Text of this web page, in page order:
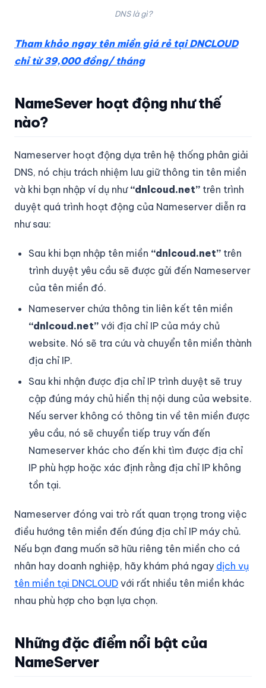
DNS là gì?
Tham khảo ngay tên miền giá rẻ tại DNCLOUD
chỉ từ 39,000 đồng/ tháng
NameSever hoạt động như thế
nào?
Nameserver hoạt động dựa trên hệ thống phân giải
DNS, nó chịu trách nhiệm lưu giữ thông tin tên miền
và khi bạn nhập ví dụ như“dnlcoud.net” trên trình
duyệt quá trình hoạt động của Nameserver diễn ra
như sau:
Sau khi bạn nhập tên miền “dnlcoud.net” trên
trình duyệt yêu cầu sẽ được gửi đến Nameserver
của tên miền đó.
Nameserver chứa thông tin liên kết tên miền
“dnlcoud.net” với địa chỉ IP của máy chủ
website. Nó sẽ tra cứu và chuyển tên miền thành
địa chỉ IP.
Sau khi nhận được địa chỉ IP trình duyệt sẽ truy
cập đúng máy chủ hiển thị nội dung của website.
Nếu server không có thông tin về tên miền được
yêu cầu, nó sẽ chuyển tiếp truy vấn đến
Nameserver khác cho đến khi tìm được địa chỉ
IP phù hợp hoặc xác định rằng địa chỉ IP không
tồn tại.
Nameserver đóng vai trò rất quan trọng trong việc
điều hướng tên miền đến đúng địa chỉ IP máy chủ.
Nếu bạn đang muốn sỡ hữu riêng tên miền cho cá
nhân hay doanh nghiệp, hãy khám phá ngay dịch vụ
tên miền tại DNCLOUD với rất nhiều tên miền khác
nhau phù hợp cho bạn lựa chọn.
Những đặc điểm nổi bật của
NameServer